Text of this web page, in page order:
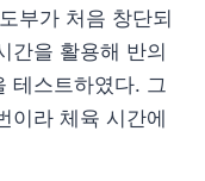
부가 처음 창단되
간을 활용해 반의
테스트하였다. 그
이라 체육 시간에